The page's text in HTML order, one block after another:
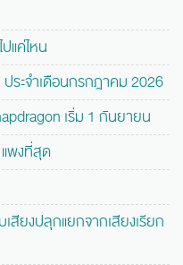
แค่ไหน
ระจำเดือนกรกฎาคม 2026
เริ่ม 1 กันยายน
พงที่สุด
สียงปลุกแยกจากเสียงเรียก